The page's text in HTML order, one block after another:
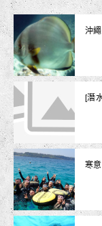
沖
[潛
寒意